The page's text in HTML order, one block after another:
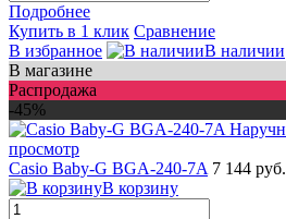
Подробнее
Купить в 1 клик Сравнение
В избранное
В наличии
В магазине
Распродажа
-45%
просмотр
Casio Baby-G BGA-240-7A 7 144 руб.
В корзину